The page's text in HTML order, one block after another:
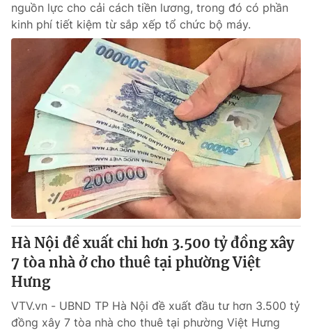
Liên hệ tòa soạn English
THỜI BÁO VTV
Theo dõi báo trên
Cơ quan chủ quản:Đài Truyền hình Việt Nam
Cơ quan báo chí:Thời báo VTV
Giấy phép hoạt động báo in và báo điện tử số 483/GP-BTTTT
cấp ngày 29/12/2023
Tổng Biên tập: Vũ Thanh Thủy
Phó Tổng Biên tập:Nguyễn Thị Mỹ Hạnh, Phạm Quốc Thắng,
Nguyễn Trọng Ninh
024.38 355 931 - 024.38 355 932
Ðiện thoại Thời báo VTV:024.66 897 897
nguồn lực cho cải cách tiền lương, trong đó có phần
kinh phí tiết kiệm từ sắp xếp tổ chức bộ máy.
Hà Nội đề xuất chi hơn 3.500 tỷ đồng xây
7 tòa nhà ở cho thuê tại phường Việt
Hưng
VTV.vn - UBND TP Hà Nội đề xuất đầu tư hơn 3.500 tỷ
đồng xây 7 tòa nhà cho thuê tại phường Việt Hưng